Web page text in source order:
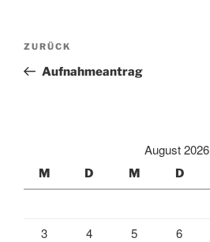
Beitragsnavigation
Vorheriger
Beitrag
ZURÜCK
Aufnahmeantrag
August 2026
M D M D
3
4 5 6